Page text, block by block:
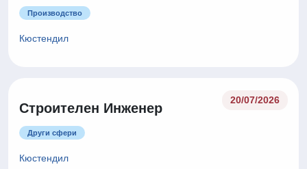
Производство
Кюстендил
Строителен Инженер
20/07/2026
Други сфери
Кюстендил